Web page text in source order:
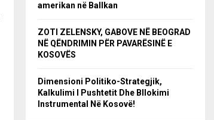
amerikan në Ballkan
ZOTI ZELENSKY, GABOVE NË BEOGRAD
NË QËNDRIMIN PËR PAVARËSINË E
KOSOVËS
Dimensioni Politiko-Strategjik,
Kalkulimi I Pushtetit Dhe Bllokimi
Instrumental Në Kosovë!